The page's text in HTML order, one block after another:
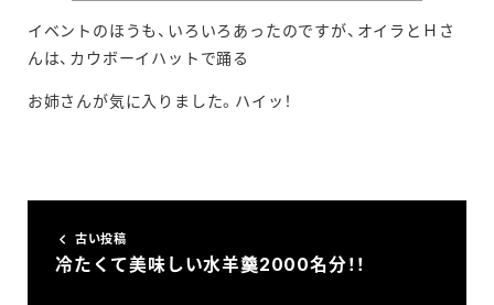
イベントのほうも、いろいろあったのですが、オイラとＨさ
んは、カウボーイハットで踊る
お姉さんが気に入りました。ハイッ！
古い投稿
冷たくて美味しい水羊羹2000名分！！